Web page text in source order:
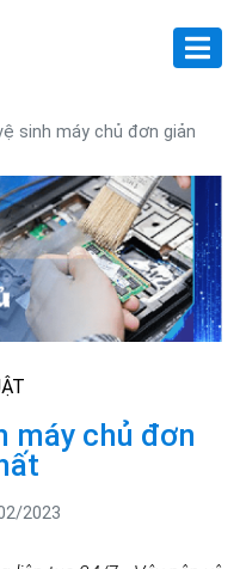
sinh máy chủ đơn giản
máy chủ đơn
2023